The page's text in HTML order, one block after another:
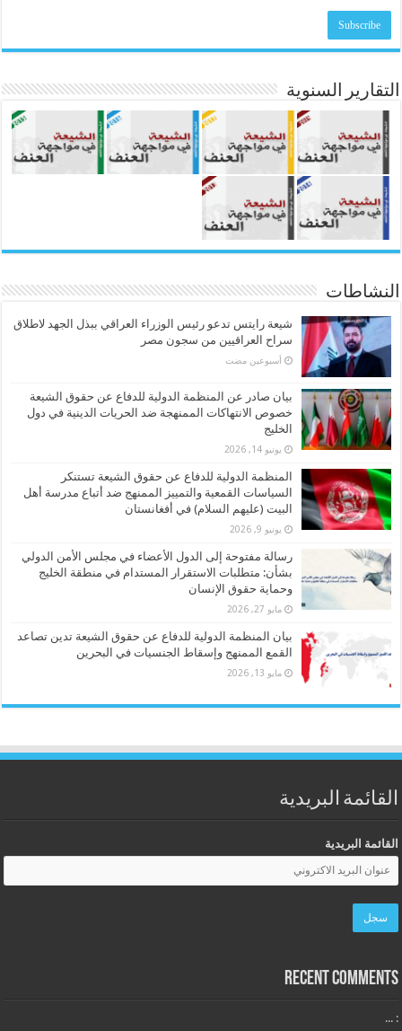
التقارير السنوية
النشاطات
شيعة رايتس تدعو رئيس الوزراء العراقي ببذل الجهد لاطلاق
سراح العراقيين من سجون مصر
‏أسبوعين مضت
بيان صادر عن المنظمة الدولية للدفاع عن حقوق الشيعة
خصوص الانتهاكات الممنهجة ضد الحريات الدينية في دول
الخليج
يونيو 14, 2026
المنظمة الدولية للدفاع عن حقوق الشيعة تستنكر
السياسات القمعية والتمييز الممنهج ضد أتباع مدرسة أهل
البيت (عليهم السلام) في أفغانستان
يونيو 9, 2026
رسالة مفتوحة إلى الدول الأعضاء في مجلس الأمن الدولي
بشأن: متطلبات الاستقرار المستدام في منطقة الخليج
وحماية حقوق الإنسان
مايو 27, 2026
بيان المنظمة الدولية للدفاع عن حقوق الشيعة تدين تصاعد
القمع الممنهج وإسقاط الجنسيات في البحرين
مايو 13, 2026
القائمة البريدية
القائمة البريدية
Recent Comments
: ...